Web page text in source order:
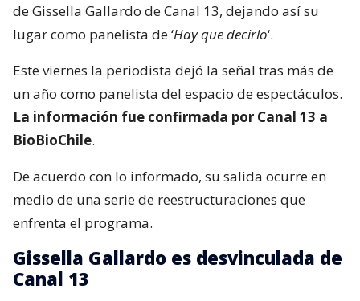
de Gissella Gallardo de Canal 13, dejando así su
lugar como panelista de ‘Hay que decirlo‘.
Este viernes la periodista dejó la señal tras más de
un año como panelista del espacio de espectáculos.
La información fue confirmada por Canal 13 a
BioBioChile.
De acuerdo con lo informado, su salida ocurre en
medio de una serie de reestructuraciones que
enfrenta el programa.
Gissella Gallardo es desvinculada de
Canal 13